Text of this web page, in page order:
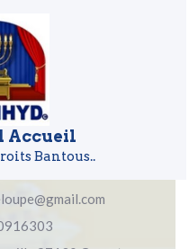
Accueil
Bantous..